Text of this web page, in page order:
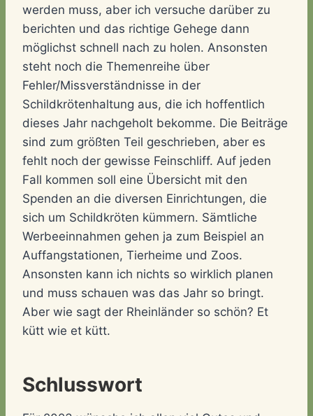
werden muss, aber ich versuche darüber zu
berichten und das richtige Gehege dann
möglichst schnell nach zu holen. Ansonsten
steht noch die Themenreihe über
Fehler/Missverständnisse in der
Schildkrötenhaltung aus, die ich hoffentlich
dieses Jahr nachgeholt bekomme. Die Beiträge
sind zum größten Teil geschrieben, aber es
fehlt noch der gewisse Feinschliff. Auf jeden
Fall kommen soll eine Übersicht mit den
Spenden an die diversen Einrichtungen, die
sich um Schildkröten kümmern. Sämtliche
Werbeeinnahmen gehen ja zum Beispiel an
Auffangstationen, Tierheime und Zoos.
Ansonsten kann ich nichts so wirklich planen
und muss schauen was das Jahr so bringt.
Aber wie sagt der Rheinländer so schön? Et
kütt wie et kütt.
Schlusswort